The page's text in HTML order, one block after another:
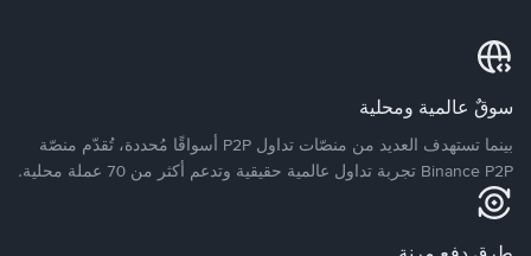
سوقٌ عالمية ومحلية
بينما تستهدف العديد من منصّات تداول P2P أسواقًا مُحددة، تُقدّم منصّة
Binance P2P تجربة تداول عالمية حقيقية وتدعم أكثر من 70 عملة محلية.